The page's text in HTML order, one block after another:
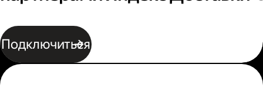
Подключиться